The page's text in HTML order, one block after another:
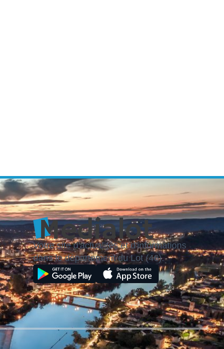
Votre site d'actualités et d'informations
dans le département du Lot (46).